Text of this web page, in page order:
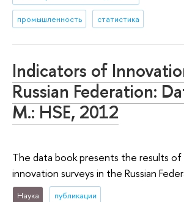
промышленность статистика
Indicators of
Russian Federation:
M.: HSE, 2012
The data book presents the results
innovation surveys in the Russian
Наука публикации